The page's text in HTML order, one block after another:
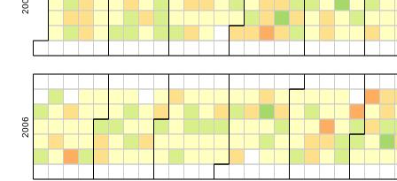
2006